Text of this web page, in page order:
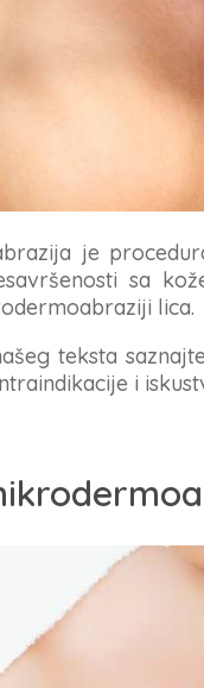
je
sa
lica.
teksta
i